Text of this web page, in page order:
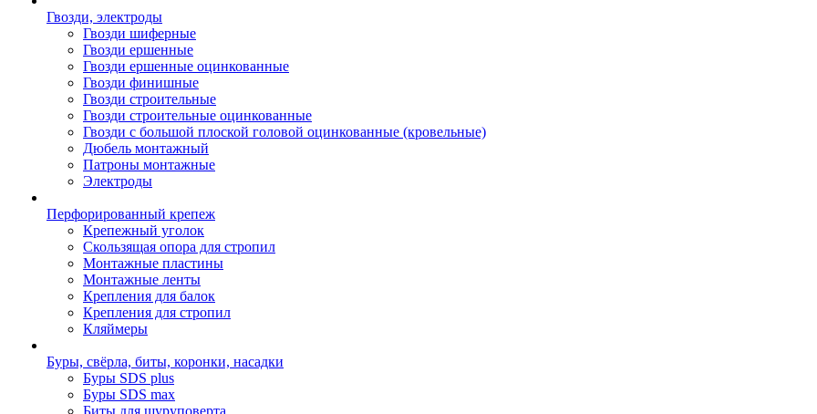
Гвозди, электроды
Гвозди шиферные
Гвозди ершенные
Гвозди ершенные оцинкованные
Гвозди финишные
Гвозди строительные
Гвозди строительные оцинкованные
Гвозди с большой плоской головой оцинкованные (кровельные)
Дюбель монтажный
Патроны монтажные
Электроды
Перфорированный крепеж
Крепежный уголок
Скользящая опора для стропил
Монтажные пластины
Монтажные ленты
Крепления для балок
Крепления для стропил
Кляймеры
Буры, свёрла, биты, коронки, насадки
Буры SDS plus
Буры SDS max
Биты для шуруповерта